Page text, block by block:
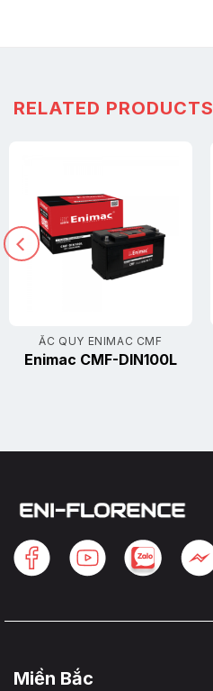
RELATED PRODUCTS
ẮC QUY ENIMAC CMF
Enimac CMF-DIN100L
Miền Bắc